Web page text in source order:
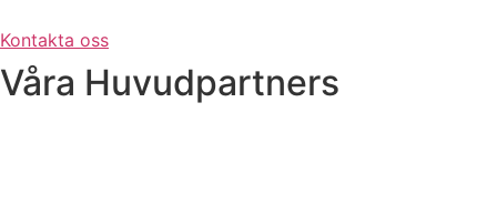
to
content
Kontakta oss
Våra Huvudpartners